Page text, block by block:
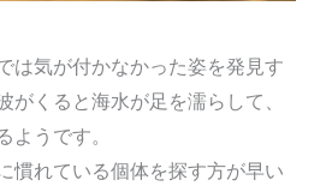
は気が付かなかった姿を発見す
くると海水が足を濡らして、
うです。
慣れている個体を探す方が早い